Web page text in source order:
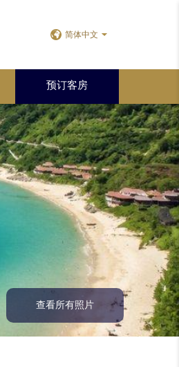
简体中文
预订客房
查看所有照片